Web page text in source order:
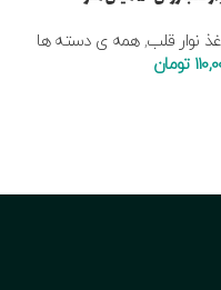
نوار قلب,همه ی دسته ها
تومان